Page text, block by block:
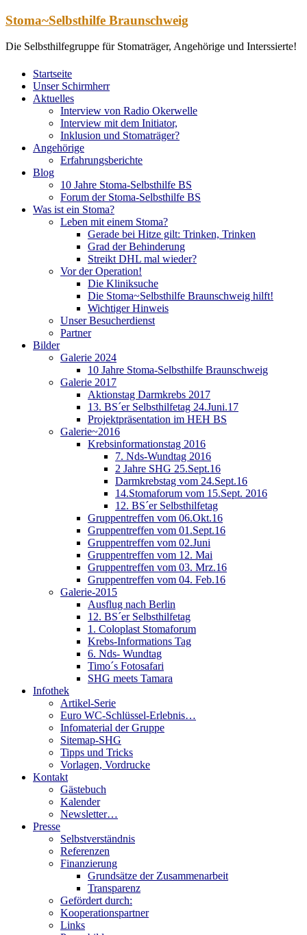
Zum
springen
Stoma~Selbsthilfe Braunschweig
Die Selbsthilfegruppe für Stomaträger, Angehörige und Interssierte!
Startseite
Unser Schirmherr
Aktuelles
Interview von Radio Okerwelle
Interview mit dem Initiator,
Inklusion und Stomaträger?
Angehörige
Erfahrungsberichte
Blog
10 Jahre Stoma-Selbsthilfe BS
Forum der Stoma-Selbsthilfe BS
Was ist ein Stoma?
Leben mit einem Stoma?
Gerade bei Hitze gilt: Trinken, Trinken
Grad der Behinderung
Streikt DHL mal wieder?
Vor der Operation!
Die Kliniksuche
Die Stoma~Selbsthilfe Braunschweig hilft!
Wichtiger Hinweis
Unser Besucherdienst
Partner
Bilder
Galerie 2024
10 Jahre Stoma-Selbsthilfe Braunschweig
Galerie 2017
Aktionstag Darmkrebs 2017
13. BS´er Selbsthilfetag 24.Juni.17
Projektpräsentation im HEH BS
Galerie~2016
Krebsinformationstag 2016
7. Nds-Wundtag 2016
2 Jahre SHG 25.Sept.16
Darmkrebstag vom 24.Sept.16
14.Stomaforum vom 15.Sept. 2016
12. BS´er Selbsthilfetag
Gruppentreffen vom 06.Okt.16
Gruppentreffen vom 01.Sept.16
Gruppentreffen vom 02.Juni
Gruppentreffen vom 12. Mai
Gruppentreffen vom 03. Mrz.16
Gruppentreffen vom 04. Feb.16
Galerie-2015
Ausflug nach Berlin
12. BS´er Selbsthilfetag
1. Coloplast Stomaforum
Krebs-Informations Tag
6. Nds- Wundtag
Timo´s Fotosafari
SHG meets Tamara
Infothek
Artikel-Serie
Euro WC-Schlüssel-Erlebnis…
Infomaterial der Gruppe
Sitemap-SHG
Tipps und Tricks
Vorlagen, Vordrucke
Kontakt
Gästebuch
Kalender
Newsletter…
Presse
Selbstverständnis
Referenzen
Finanzierung
Grundsätze der Zusammenarbeit
Transparenz
Gefördert durch:
Kooperationspartner
Links